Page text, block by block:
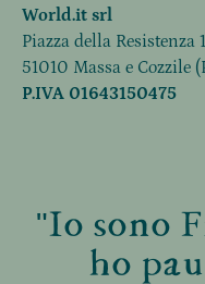
World.it srl
Piazza della Resistenza
51010 Massa e Cozzile
P.IVA 01643150475
"Io sono
ho